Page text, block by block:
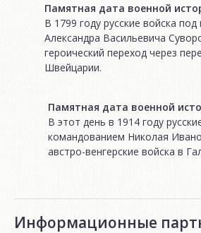
Памятная дата военной
В 1799 году русские войска
Александра Васильевича
героический переход через
Швейцарии.
Памятная дата военной
В этот день в 1914 году
командованием Николая
австро-венгерские войска в
Информационные